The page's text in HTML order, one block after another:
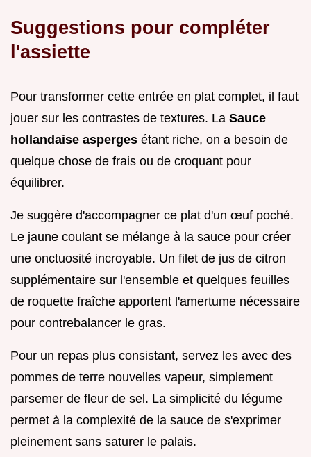
Suggestions pour compléter
l'assiette
Pour transformer cette entrée en plat complet, il faut
jouer sur les contrastes de textures. La Sauce
hollandaise asperges étant riche, on a besoin de
quelque chose de frais ou de croquant pour
équilibrer.
Je suggère d'accompagner ce plat d'un œuf poché.
Le jaune coulant se mélange à la sauce pour créer
une onctuosité incroyable. Un filet de jus de citron
supplémentaire sur l'ensemble et quelques feuilles
de roquette fraîche apportent l'amertume nécessaire
pour contrebalancer le gras.
Pour un repas plus consistant, servez les avec des
pommes de terre nouvelles vapeur, simplement
parsemer de fleur de sel. La simplicité du légume
permet à la complexité de la sauce de s'exprimer
pleinement sans saturer le palais.